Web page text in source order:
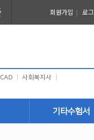
회원가입 | 로
CAD 사회복지사
기타수험서